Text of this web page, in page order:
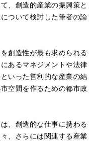
、創造的産業の振興策と
ついて検討した筆者の論
創造性が最も求められる
あるマネジメントや法律
いった営利的な産業の結
空間を作るための都市政
、創造的な仕事に携わる
、さらには関連する産業